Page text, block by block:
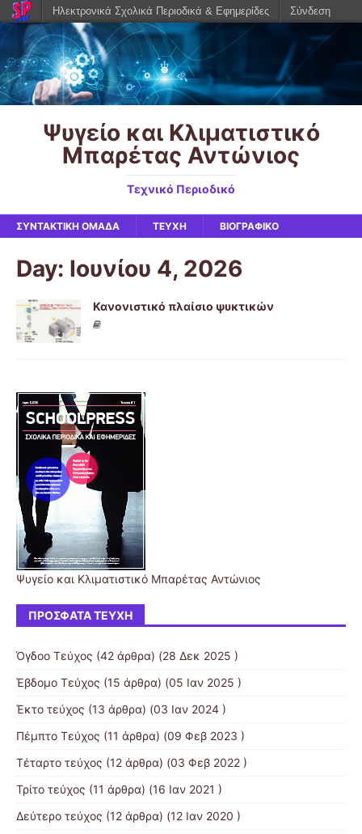
Ψυγείο και Κλιματιστικό
Μπαρέτας Αντώνιος
Τεχνικό Περιοδικό
ΣΥΝΤΑΚΤΙΚΉ ΟΜΆΔΑ ΤΕΥΧΗ ΒΙΟΓΡΑΦΙΚΌ
Day: Ιουνίου 4, 2026
Κανονιστικό πλαίσιο ψυκτικών
Ψυγείο και Κλιματιστικό Μπαρέτας Αντώνιος
ΠΡΌΣΦΑΤΑ ΤΕΎΧΗ
Όγδοο Τεύχος (42 άρθρα) (28 Δεκ 2025 )
Έβδομο Τεύχος (15 άρθρα) (05 Ιαν 2025 )
Έκτο τεύχος (13 άρθρα) (03 Ιαν 2024 )
Πέμπτο Τεύχος (11 άρθρα) (09 Φεβ 2023 )
Τέταρτο τεύχος (12 άρθρα) (03 Φεβ 2022 )
Τρίτο τεύχος (11 άρθρα) (16 Ιαν 2021 )
Δεύτερο τεύχος (12 άρθρα) (12 Ιαν 2020 )
Ηλεκτρονικά Σχολικά Περιοδικά & Εφημερίδες Σύνδεση